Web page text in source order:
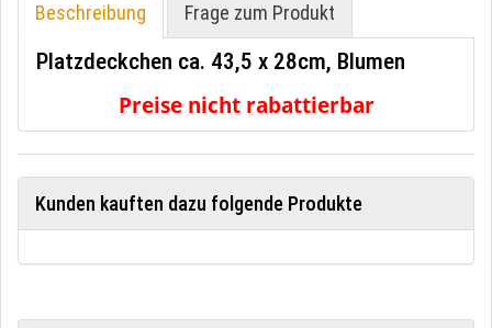
Beschreibung Frage zum Produkt
Platzdeckchen ca. 43,5 x 28cm, Blumen
Preise nicht rabattierbar
Kunden kauften dazu folgende Produkte